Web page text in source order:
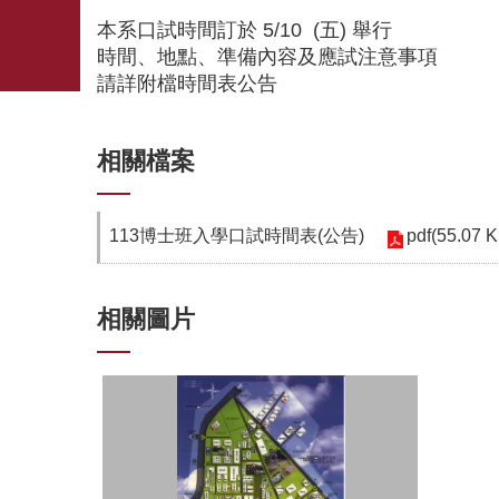
本系口試時間訂於 5/10 (五) 舉行
時間、地點、準備內容及應試注意事項
請詳附檔時間表公告
相關檔案
113博士班入學口試時間表(公告) pdf(55.07
相關圖片